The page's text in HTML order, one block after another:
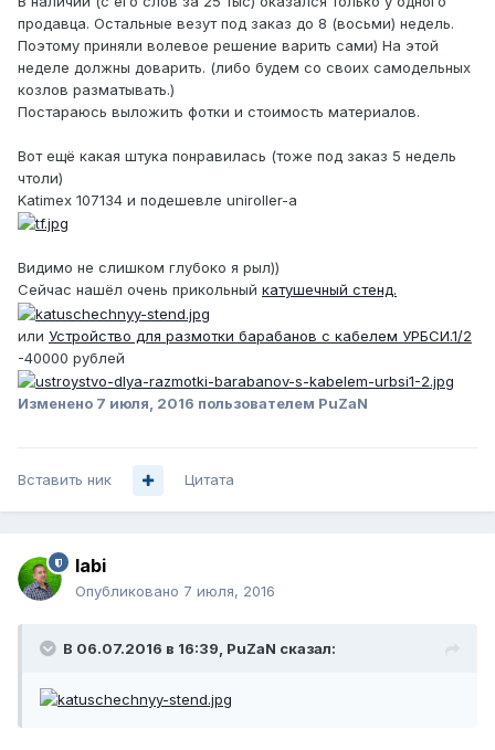
продавца. Остальные везут под заказ до 8 (восьми) недель.
Поэтому приняли волевое решение варить сами) На этой
неделе должны доварить. (либо будем со своих самодельных
козлов разматывать.)
Постараюсь выложить фотки и стоимость материалов.
Вот ещё какая штука понравилась (тоже под заказ 5 недель
чтоли)
Katimex 107134 и подешевле uniroller-a
Видимо не слишком глубоко я рыл))
Сейчас нашёл очень прикольный катушечный стенд.
или Устройство для размотки барабанов с кабелем УРБСИ.1/2
-40000 рублей
Изменено 7 июля, 2016 пользователем PuZaN
Вставить ник Цитата
labi
Опубликовано 7 июля, 2016
В 06.07.2016 в 16:39, PuZaN сказал: